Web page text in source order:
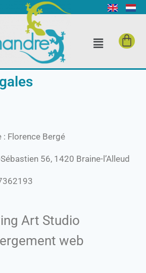
Florence Bergé
56, 1420 Braine-l’Alleud
Art Studio
web